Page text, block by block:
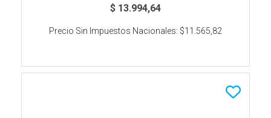
$ 13.994,64
Precio Sin Impuestos Nacionales: $11.565,82